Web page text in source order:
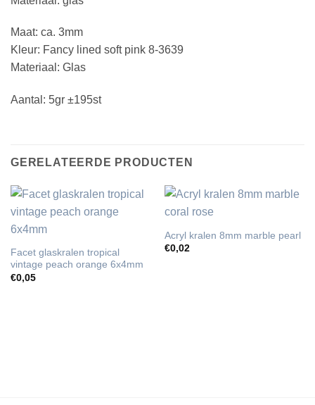
Maat: ca. 3mm
Kleur: Fancy lined soft pink 8-3639
Materiaal: Glas
Aantal: 5gr ±195st
GERELATEERDE PRODUCTEN
Facet glaskralen tropical
vintage peach orange 6x4mm
€0,05
Acryl kralen 8mm marble pearl
€0,02